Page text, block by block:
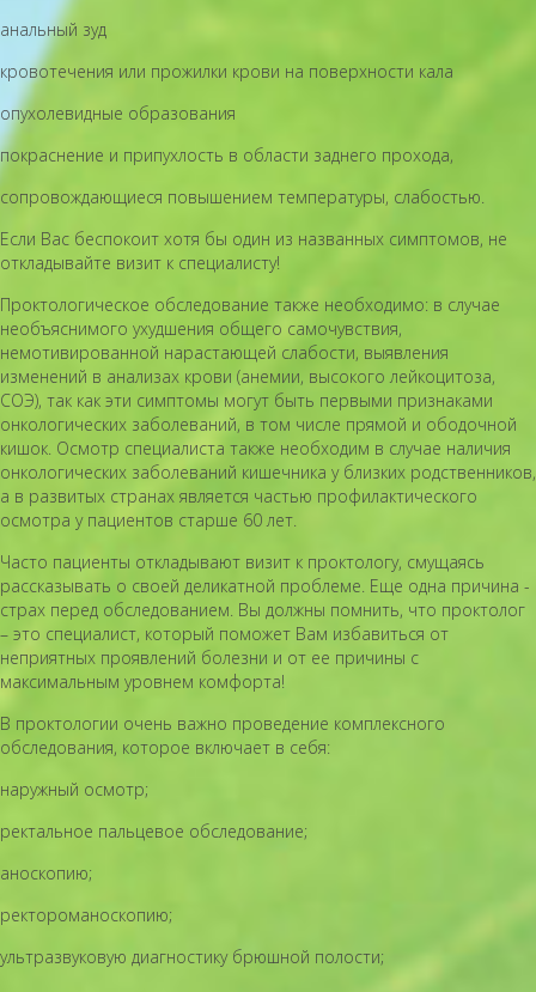
анальный зуд
кровотечения или прожилки крови на поверхности кала
опухолевидные образования
покраснение и припухлость в области заднего прохода,
сопровождающиеся повышением температуры, слабостью.
Если Вас беспокоит хотя бы один из названных симптомов, не
откладывайте визит к специалисту!
Проктологическое обследование также необходимо: в случае
необъяснимого ухудшения общего самочувствия,
немотивированной нарастающей слабости, выявления
изменений в анализах крови (анемии, высокого лейкоцитоза,
СОЭ), так как эти симптомы могут быть первыми признаками
онкологических заболеваний, в том числе прямой и ободочной
кишок. Осмотр специалиста также необходим в случае наличия
онкологических заболеваний кишечника у близких родственников,
а в развитых странах является частью профилактического
осмотра у пациентов старше 60 лет.
Часто пациенты откладывают визит к проктологу, смущаясь
рассказывать о своей деликатной проблеме. Еще одна причина -
страх перед обследованием. Вы должны помнить, что проктолог
– это специалист, который поможет Вам избавиться от
неприятных проявлений болезни и от ее причины с
максимальным уровнем комфорта!
В проктологии очень важно проведение комплексного
обследования, которое включает в себя:
наружный осмотр;
ректальное пальцевое обследование;
аноскопию;
ректороманоскопию;
ультразвуковую диагностику брюшной полости;